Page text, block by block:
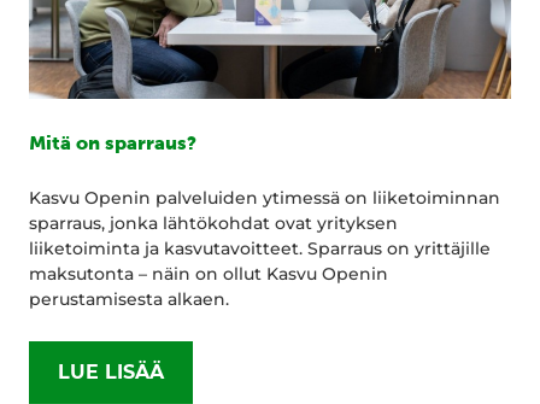
Mitä on sparraus?
Kasvu Openin palveluiden ytimessä on liiketoiminnan
sparraus, jonka lähtökohdat ovat yrityksen
liiketoiminta ja kasvutavoitteet. Sparraus on yrittäjille
maksutonta – näin on ollut Kasvu Openin
perustamisesta alkaen.
LUE LISÄÄ